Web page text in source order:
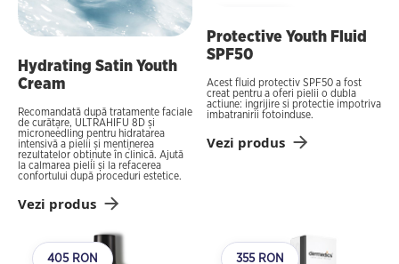
Hydrating Satin Youth
Cream
Recomandată după tratamente faciale
de curățare, ULTRAHIFU 8D și
microneedling pentru hidratarea
intensivă a pielii și menținerea
rezultatelor obținute în clinică. Ajută
la calmarea pielii și la refacerea
confortului după proceduri estetice.
Vezi produs
Protective Youth Fluid
SPF50
Acest fluid protectiv SPF50 a fost
creat pentru a oferi pielii o dubla
actiune: ingrijire si protectie impotriva
imbatranirii fotoinduse.
Vezi produs
405 RON 355 RON